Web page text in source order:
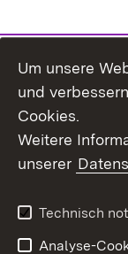
Um unsere
und
Cookies.
Weitere
unserer
Technisch
Analyse-